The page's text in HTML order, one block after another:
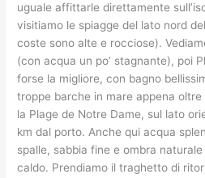
uguale affittarle direttamente
visitiamo le spiagge del lato nord
coste sono alte e rocciose).
(con acqua un po’ stagnante), poi
forse la migliore, con bagno
troppe barche in mare appena
la Plage de Notre Dame, sul lato
km dal porto. Anche qui acqua
spalle, sabbia fine e ombra
caldo. Prendiamo il traghetto di